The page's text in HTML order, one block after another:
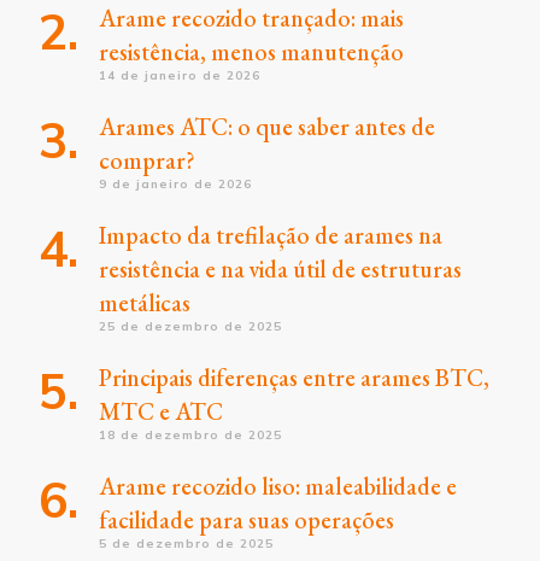
Arame recozido trançado: mais
resistência, menos manutenção
14 de janeiro de 2026
Arames ATC: o que saber antes de
comprar?
9 de janeiro de 2026
Impacto da trefilação de arames na
resistência e na vida útil de estruturas
metálicas
25 de dezembro de 2025
Principais diferenças entre arames BTC,
MTC e ATC
18 de dezembro de 2025
Arame recozido liso: maleabilidade e
facilidade para suas operações
5 de dezembro de 2025